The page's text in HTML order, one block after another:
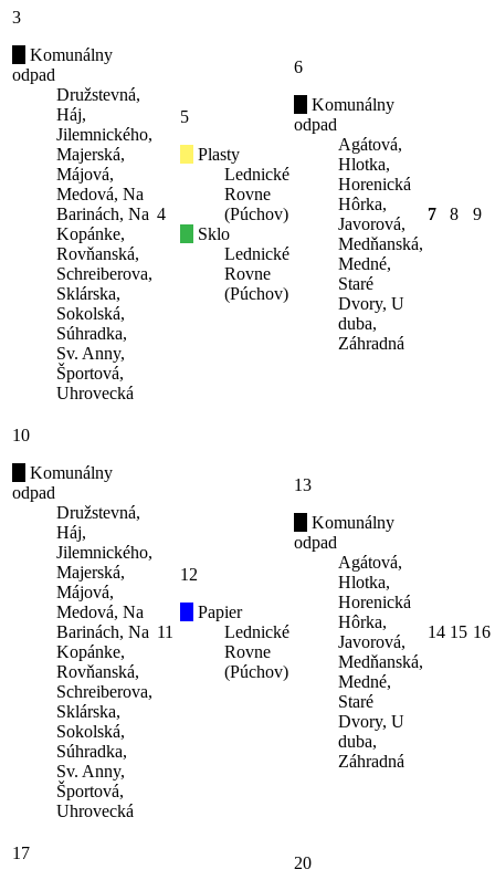
3
Komunálny
odpad
Družstevná,
Háj,
Jilemnického,
Majerská,
Májová,
Medová, Na
Barinách, Na
Kopánke,
Rovňanská,
Schreiberova,
Sklárska,
Sokolská,
Súhradka,
Sv. Anny,
Športová,
Uhrovecká
4
5
Plasty
Lednické
Rovne
(Púchov)
Sklo
Lednické
Rovne
(Púchov)
6
Komunálny
odpad
Agátová,
Hlotka,
Horenická
Hôrka,
Javorová,
Medňanská,
Medné,
Staré
Dvory, U
duba,
Záhradná
7 8 9
10
Komunálny
odpad
Družstevná,
Háj,
Jilemnického,
Majerská,
Májová,
Medová, Na
Barinách, Na
Kopánke,
Rovňanská,
Schreiberova,
Sklárska,
Sokolská,
Súhradka,
Sv. Anny,
Športová,
Uhrovecká
11
12
Papier
Lednické
Rovne
(Púchov)
13
Komunálny
odpad
Agátová,
Hlotka,
Horenická
Hôrka,
Javorová,
Medňanská,
Medné,
Staré
Dvory, U
duba,
Záhradná
14 15 16
17
20